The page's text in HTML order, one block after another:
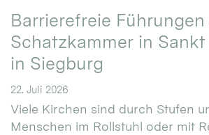
Barrierefreie
Schatzkammer in
in Siegburg
22. Juli 2026
Viele Kirchen sind durch Stufen
Menschen im Rollstuhl oder mit